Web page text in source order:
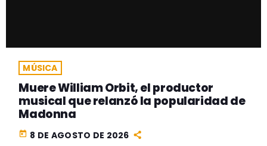
MÚSICA
Muere William Orbit, el productor
musical que relanzó la popularidad de
Madonna
today 8 DE AGOSTO DE 2026